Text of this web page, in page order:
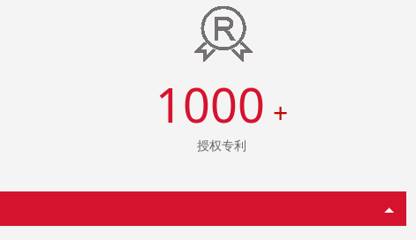
1000 +
授权专利